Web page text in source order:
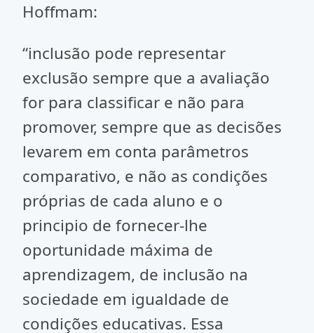
Hoffmam:
“inclusão pode representar
exclusão sempre que a avaliação
for para classificar e não para
promover, sempre que as decisões
levarem em conta parâmetros
comparativo, e não as condições
próprias de cada aluno e o
principio de fornecer-lhe
oportunidade máxima de
aprendizagem, de inclusão na
sociedade em igualdade de
condições educativas. Essa